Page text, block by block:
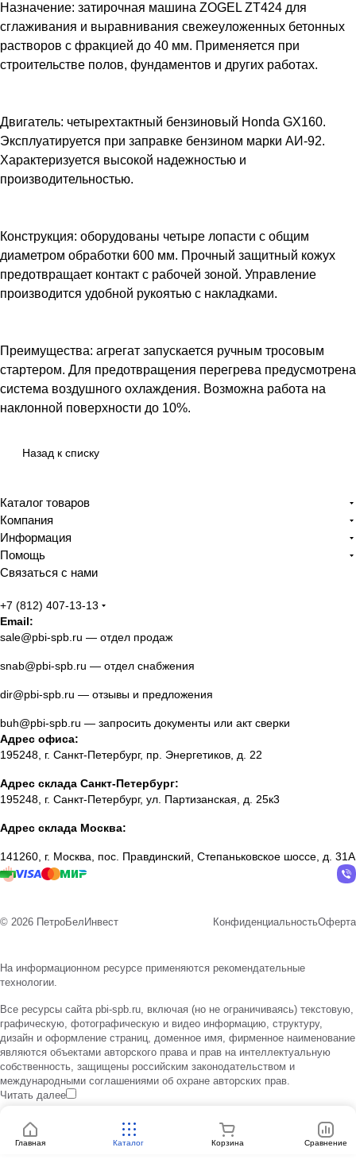
Назначение: затирочная машина ZOGEL ZT424 для
сглаживания и выравнивания свежеуложенных бетонных
растворов с фракцией до 40 мм. Применяется при
строительстве полов, фундаментов и других работах.
Двигатель: четырехтактный бензиновый Honda GX160.
Эксплуатируется при заправке бензином марки АИ-92.
Характеризуется высокой надежностью и
производительностью.
Конструкция: оборудованы четыре лопасти с общим
диаметром обработки 600 мм. Прочный защитный кожух
предотвращает контакт с рабочей зоной. Управление
производится удобной рукоятью с накладками.
Преимущества: агрегат запускается ручным тросовым
стартером. Для предотвращения перегрева предусмотрена
система воздушного охлаждения. Возможна работа на
наклонной поверхности до 10%.
Назад к списку
Каталог товаров
Компания
Информация
Помощь
Связаться с нами
+7 (812) 407-13-13
Email:
sale@pbi-spb.ru — отдел продаж
snab@pbi-spb.ru — отдел снабжения
dir@pbi-spb.ru — отзывы и предложения
buh@pbi-spb.ru — запросить документы или акт сверки
Адрес офиса:
195248, г. Санкт-Петербург, пр. Энергетиков, д. 22
Адрес склада Санкт-Петербург:
195248, г. Санкт-Петербург, ул. Партизанская, д. 25к3
Адрес склада Москва:
141260, г. Москва, пос. Правдинский, Степаньковское шоссе, д. 31А
© 2026 ПетроБелИнвест КонфиденциальностьОферта
На информационном ресурсе применяются рекомендательные
технологии.
Все ресурсы сайта pbi-spb.ru, включая (но не ограничиваясь) текстовую,
графическую, фотографическую и видео информацию, структуру,
дизайн и оформление страниц, доменное имя, фирменное наименование
являются объектами авторского права и прав на интеллектуальную
собственность, защищены российским законодательством и
международными соглашениями об охране авторских прав.
Читать далее
Главная Каталог Корзина Сравнение